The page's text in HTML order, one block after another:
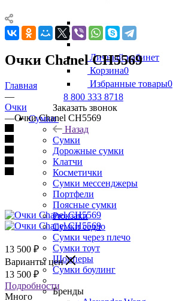
Личный кабинет
Корзина0
Избранные товары0
8 800 333 8718
Заказать звонок
Сумки
Назад
Сумки
Дорожные сумки
Клатчи
Косметички
Сумки мессенджеры
Портфели
Поясные сумки
Рюкзаки
Сумки седло
Сумки через плечо
Сумки тоут
Шопперы
Сумки боулинг
Бренды
Очки Chanel CH5569
Главная
—
Очки
—Очки Chanel CH5569
13 500 ₽
Варианты цен
13 500 ₽
Подробности
Много